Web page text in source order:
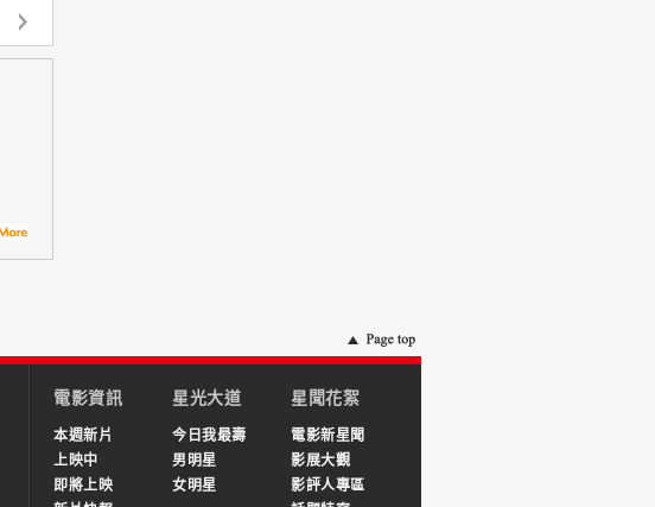
電影資訊
本週新片
上映中
即將上映
星光大道
今日我最壽
男明星
女明星
星聞花絮
電影新星聞
影展大觀
影評人專區